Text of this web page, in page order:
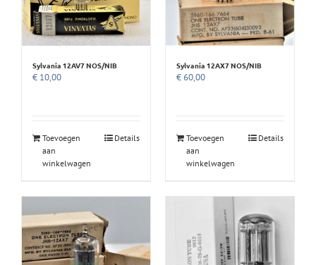
Sylvania 12AV7 NOS/NIB
€ 10,00
Toevoegen
aan
winkelwagen
Details
Sylvania 12AX7 NOS/NIB
€60,00
Toevoegen
aan
winkelwagen
Details